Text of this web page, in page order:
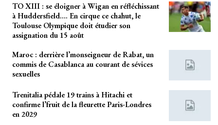
TO XIII : se éloigner à Wigan en réfléchissant
à Huddersfield…. En cirque ce chahut, le
Toulouse Olympique doit étudier son
assignation du 15 août
Maroc : derrière l’monseigneur de Rabat, un
commis de Casablanca au courant de sévices
sexuelles
Trenitalia pédale 19 trains à Hitachi et
confirme l’fruit de la fleurette Paris-Londres
en 2029